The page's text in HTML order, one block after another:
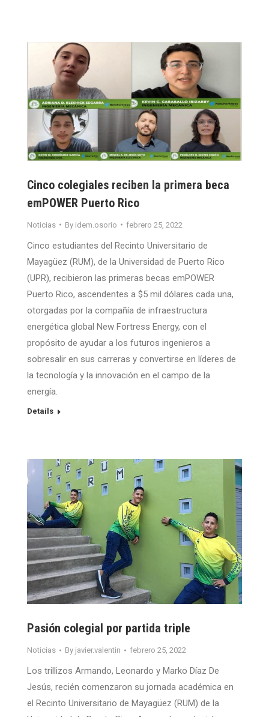
Cinco colegiales reciben la primera beca
emPOWER Puerto Rico
Noticias By idem.osorio febrero 25, 2022
Cinco estudiantes del Recinto Universitario de
Mayagüez (RUM), de la Universidad de Puerto Rico
(UPR), recibieron las primeras becas emPOWER
Puerto Rico, ascendentes a $5 mil dólares cada una,
otorgadas por la compañía de infraestructura
energética global New Fortress Energy, con el
propósito de ayudar a los futuros ingenieros a
sobresalir en sus carreras y convertirse en líderes de
la tecnología y la innovación en el campo de la
energía.
Details
Pasión colegial por partida triple
Noticias By javier.valentin febrero 25, 2022
Los trillizos Armando, Leonardo y Marko Díaz De
Jesús, recién comenzaron su jornada académica en
el Recinto Universitario de Mayagüez (RUM) de la